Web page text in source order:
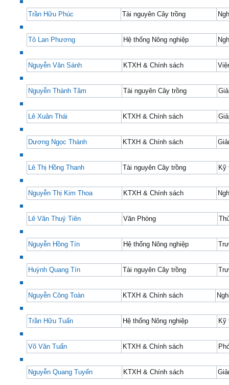
Trần Hữu Phúc Tài nguyên Cây trồng
Tô Lan Phương Hệ thống Nông nghiệp
Nguyễn Văn Sánh KTXH & Chính sách
Nguyễn Thành Tâm Tài nguyên Cây trồng
Lê Xuân Thái KTXH & Chính sách
Dương Ngọc Thành KTXH & Chính sách
Lê Thị Hồng Thanh Tài nguyên Cây trồng Kỹ
Nguyễn Thị Kim Thoa KTXH & Chính sách
Lê Vân Thuỷ Tiên Văn Phòng
Nguyễn Hồng Tín Hệ thống Nông nghiệp
Huỳnh Quang Tín Tài nguyên Cây trồng
Nguyễn Công Toàn KTXH & Chính sách
Trần Hữu Tuấn Hệ thống Nông nghiệp Kỹ
Võ Văn Tuấn KTXH & Chính sách
Nguyễn Quang Tuyến KTXH & Chính sách